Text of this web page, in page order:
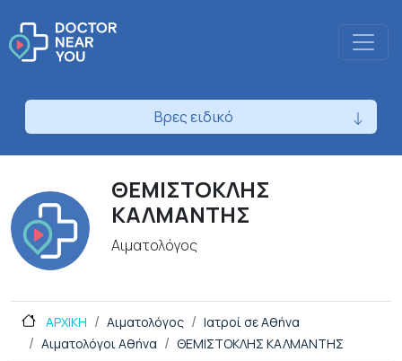
Βρες ειδικό
ΘΕΜΙΣΤΟΚΛΗΣ
ΚΑΛΜΑΝΤΗΣ
Αιματολόγος
ΑΡΧΙΚΗ Αιματολόγος
Ιατροί σε Αθήνα
Αιματολόγοι Αθήνα
ΘΕΜΙΣΤΟΚΛΗΣ ΚΑΛΜΑΝΤΗΣ